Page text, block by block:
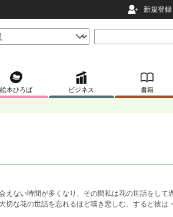
新規登録
絵本ひろば ビジネス 書籍
ない時間が多くなり、その間私は花の世話をして
な花の世話を忘れるほど嘆き悲しむ。すると彼は